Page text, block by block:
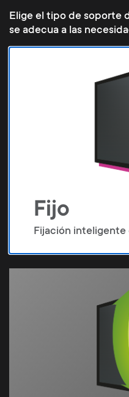
n
u
e
Elige el tipo de soporte
se adecua a las
Fijo
Fijación inteligente